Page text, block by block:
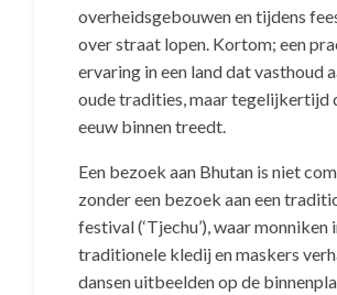
overheidsgebouwen en tijdens
over straat lopen. Kortom; een
ervaring in een land dat vasthoud
oude tradities, maar tegelijkertijd
eeuw binnen treedt.
Een bezoek aan Bhutan is niet
zonder een bezoek aan een
festival (‘Tjechu’), waar monniken
traditionele kledij en maskers
dansen uitbeelden op de